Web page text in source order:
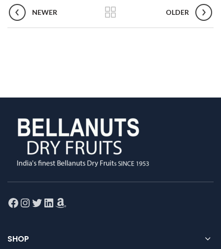
NEWER OLDER
Facebook
Instagram
Twitter
LinkedIn
Amazon
SHOP